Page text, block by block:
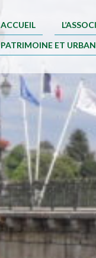
ACCUEIL
PATRIMOINE ET